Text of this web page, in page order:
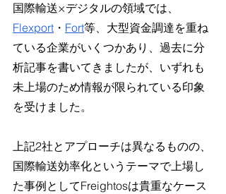
国際輸送×デジタルの領域では、
Flexport ・ Fort等、大型資金調達を重ね
ている企業がいくつかあり、過去に分
析記事を書いてきましたが、いずれも
未上場のため情報が限られている印象
を受けました。
上記2社とアプローチは異なるものの、
国際輸送効率化というテーマで上場し
た事例としてFreightosは貴重なケース